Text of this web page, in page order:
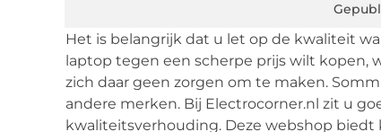
Het is belangrijk dat u let op de kwaliteit
laptop tegen een scherpe prijs wilt
zich daar geen zorgen om te maken.
andere merken. Bij Electrocorner.nl zit u
kwaliteitsverhouding. Deze webshop